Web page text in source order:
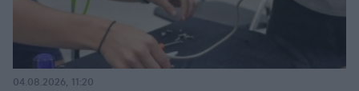
04.08.2026, 11:20